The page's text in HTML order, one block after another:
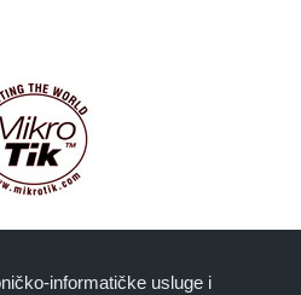
informatičke usluge i